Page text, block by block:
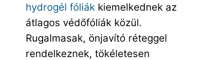
hydrogél fóliák kiemelkednek az
átlagos védőfóliák közül.
Rugalmasak, önjavító réteggel
rendelkeznek, tökéletesen